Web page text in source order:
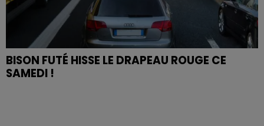
BISON FUTÉ HISSE LE DRAPEAU ROUGE CE
SAMEDI !